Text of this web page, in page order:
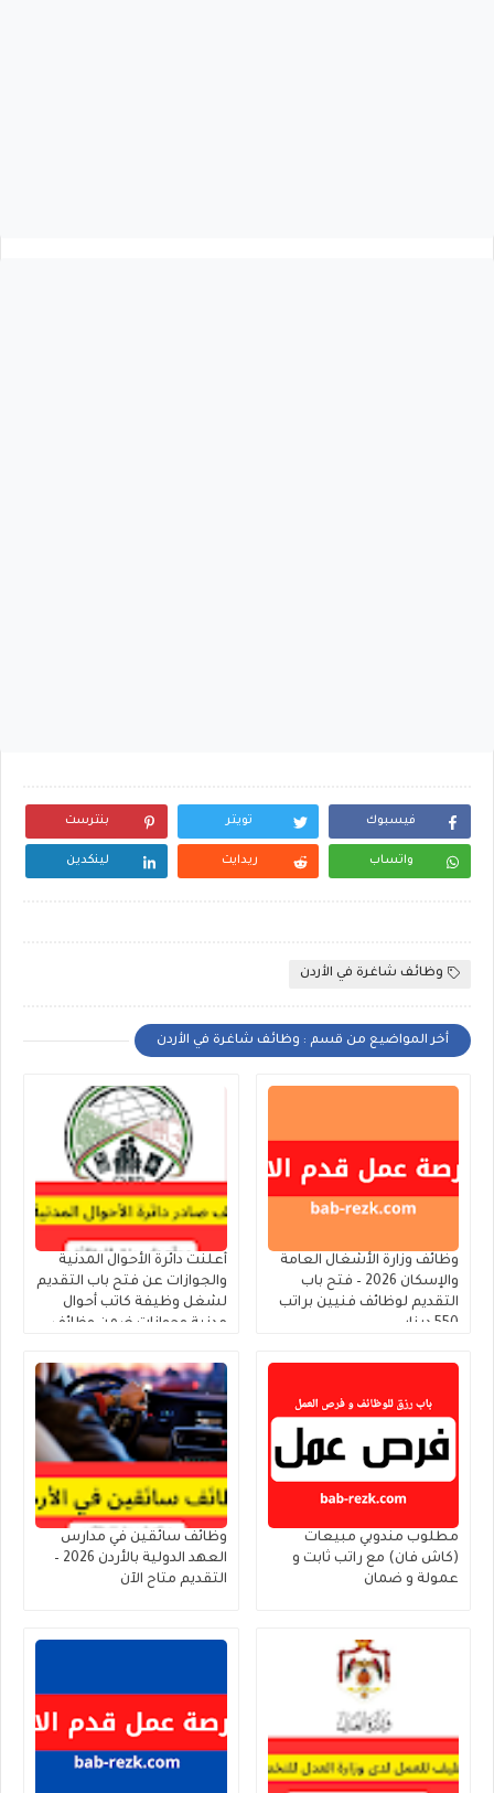
فيسبوك تويتر بنترست
واتساب ريدايت لينكدين
وظائف شاغرة في الأردن
أخر المواضيع من قسم : وظائف شاغرة في الأردن
وظائف وزارة الأشغال العامة
والإسكان 2026 – فتح باب
التقديم لوظائف فنيين براتب
550 دينار
أعلنت دائرة الأحوال المدنية
والجوازات عن فتح باب التقديم
لشغل وظيفة كاتب أحوال
مدنية وجوازات ضمن وظائف
مطلوب مندوبي مبيعات
(كاش فان) مع راتب ثابت و
عمولة و ضمان
وظائف سائقين في مدارس
العهد الدولية بالأردن 2026 –
التقديم متاح الآن